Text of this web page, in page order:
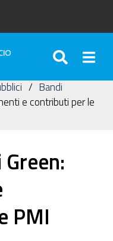
Bandi
e contributi per le
PMI